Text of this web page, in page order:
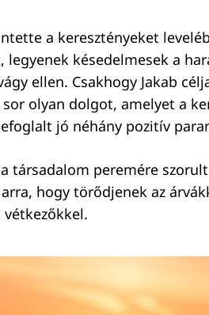
a keresztényeket
legyenek késedelmesek a
ellen. Csakhogy Jakab
olyan dolgot, amelyet a
jó néhány pozitív
társadalom peremére
hogy törődjenek az
vétkezőkkel.